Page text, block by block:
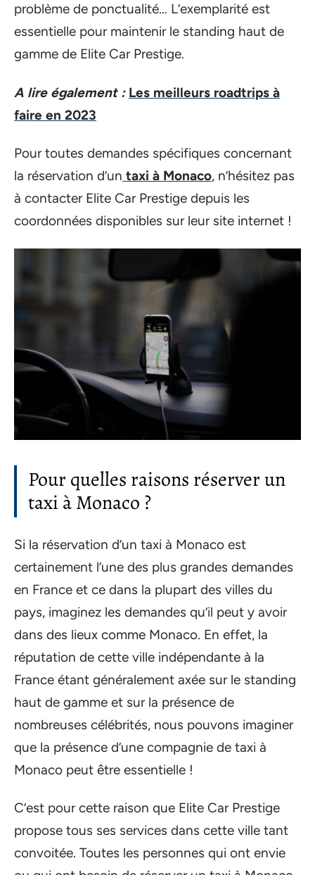
problème de ponctualité… L’exemplarité est
essentielle pour maintenir le standing haut de
gamme de Elite Car Prestige.
A lire également : Les meilleurs roadtrips à
faire en 2023
Pour toutes demandes spécifiques concernant
la réservation d’un taxi à Monaco, n’hésitez pas
à contacter Elite Car Prestige depuis les
coordonnées disponibles sur leur site internet !
Pour quelles raisons réserver un
taxi à Monaco ?
Si la réservation d’un taxi à Monaco est
certainement l’une des plus grandes demandes
en France et ce dans la plupart des villes du
pays, imaginez les demandes qu’il peut y avoir
dans des lieux comme Monaco. En effet, la
réputation de cette ville indépendante à la
France étant généralement axée sur le standing
haut de gamme et sur la présence de
nombreuses célébrités, nous pouvons imaginer
que la présence d’une compagnie de taxi à
Monaco peut être essentielle !
C’est pour cette raison que Elite Car Prestige
propose tous ses services dans cette ville tant
convoitée. Toutes les personnes qui ont envie